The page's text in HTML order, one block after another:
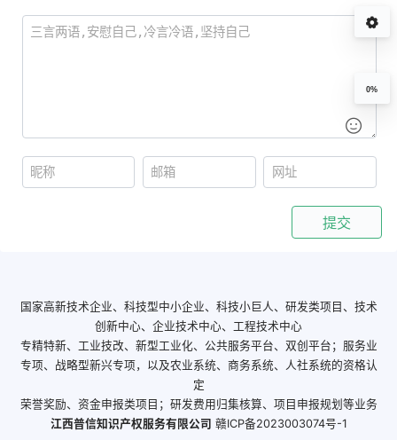
提交
0%
国家高新技术企业、科技型中小企业、科技小巨人、研发类项目、技术
创新中心、企业技术中心、工程技术中心
专精特新、工业技改、新型工业化、公共服务平台、双创平台；服务业
专项、战略型新兴专项，以及农业系统、商务系统、人社系统的资格认
定
荣誉奖励、资金申报类项目；研发费用归集核算、项目申报规划等业务
江西普信知识产权服务有限公司 赣ICP备2023003074号-1